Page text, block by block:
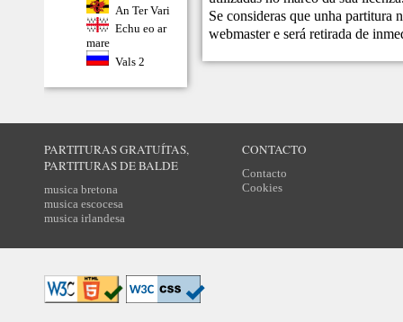
An Ter Vari
Echu eo ar
mare
Vals 2
Se consideras que unha partitura
webmastere será retirada de
PARTITURAS GRATUÍTAS,
PARTITURAS DE BALDE
musica bretona
musica escocesa
musica irlandesa
CONTACTO
Contacto
Cookies